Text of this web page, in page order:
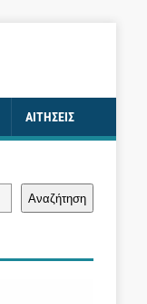
ΑΙΤΉΣΕΙΣ
Αναζήτηση